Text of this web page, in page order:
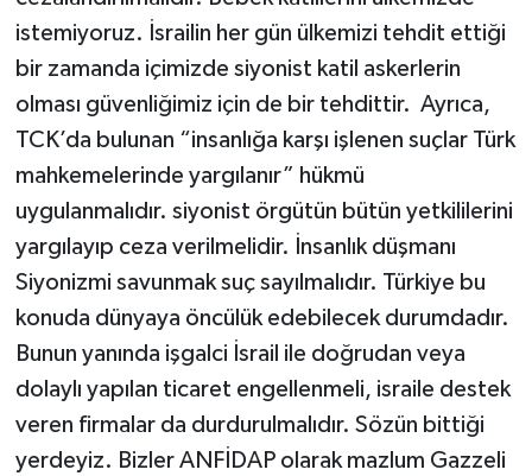
istemiyoruz. İsrailin her gün ülkemizi tehdit ettiği
bir zamanda içimizde siyonist katil askerlerin
olması güvenliğimiz için de bir tehdittir. Ayrıca,
TCK’da bulunan “insanlığa karşı işlenen suçlar Türk
mahkemelerinde yargılanır” hükmü
uygulanmalıdır. siyonist örgütün bütün yetkililerini
yargılayıp ceza verilmelidir. İnsanlık düşmanı
Siyonizmi savunmak suç sayılmalıdır. Türkiye bu
konuda dünyaya öncülük edebilecek durumdadır.
Bunun yanında işgalci İsrail ile doğrudan veya
dolaylı yapılan ticaret engellenmeli, israile destek
veren firmalar da durdurulmalıdır. Sözün bittiği
yerdeyiz. Bizler ANFİDAP olarak mazlum Gazzeli